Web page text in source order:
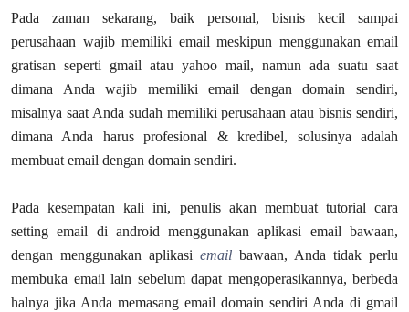
Pada zaman sekarang, baik personal, bisnis kecil sampai
perusahaan wajib memiliki email meskipun menggunakan email
gratisan seperti gmail atau yahoo mail, namun ada suatu saat
dimana Anda wajib memiliki email dengan domain sendiri,
misalnya saat Anda sudah memiliki perusahaan atau bisnis sendiri,
dimana Anda harus profesional & kredibel, solusinya adalah
membuat email dengan domain sendiri.
Pada kesempatan kali ini, penulis akan membuat tutorial cara
setting email di android menggunakan aplikasi email bawaan,
dengan menggunakan aplikasi email bawaan, Anda tidak perlu
membuka email lain sebelum dapat mengoperasikannya, berbeda
halnya jika Anda memasang email domain sendiri Anda di gmail